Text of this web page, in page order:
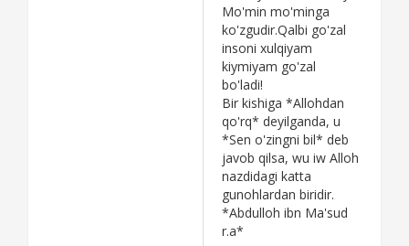
Mo'min mo'minga
ko'zgudir.Qalbi go'zal
insoni xulqiyam
kiymiyam go'zal
bo'ladi!
Bir kishiga *Allohdan
qo'rq* deyilganda, u
*Sen o'zingni bil* deb
javob qilsa, wu iw Alloh
nazdidagi katta
gunohlardan biridir.
*Abdulloh ibn Ma'sud
r.a*